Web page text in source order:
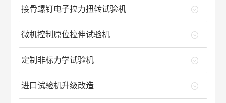
接骨螺钉电子拉力扭转试验机
微机控制原位拉伸试验机
定制非标力学试验机
进口试验机升级改造